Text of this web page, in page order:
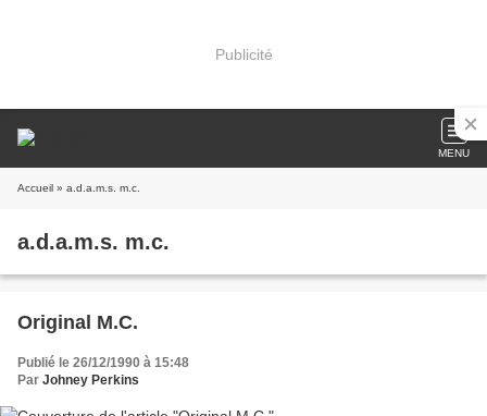
Publicité
MENU
Accueil » a.d.a.m.s. m.c.
a.d.a.m.s. m.c.
Original M.C.
Publié le 26/12/1990 à 15:48
Par Johney Perkins